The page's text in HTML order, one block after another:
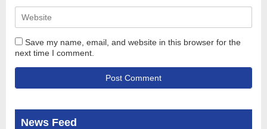
Save my name, email, and website in this browser for the
next time I comment.
News Feed